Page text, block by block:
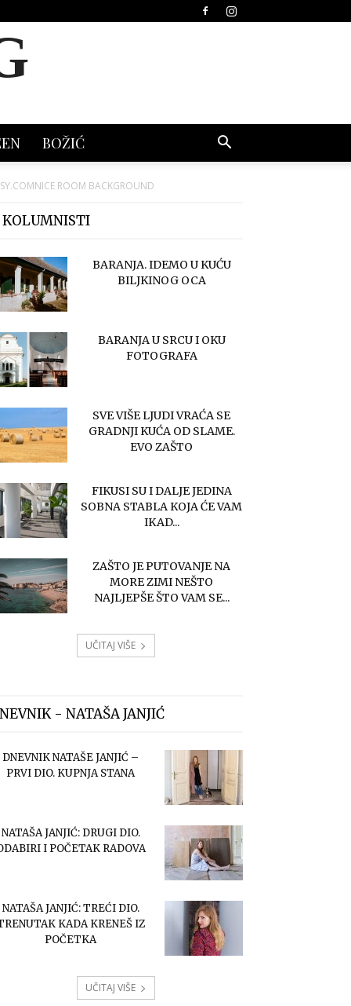
BOŽIĆ
ROOM BACKGROUND
KOLUMNISTI
BARANJA. IDEMO U KUĆU
BILJKINOG OCA
BARANJA U SRCU I OKU
FOTOGRAFA
SVE VIŠE LJUDI VRAĆA SE
GRADNJI KUĆA OD SLAME.
EVO ZAŠTO
FIKUSI SU I DALJE JEDINA
SOBNA STABLA KOJA ĆE VAM
IKAD...
ZAŠTO JE PUTOVANJE NA
MORE ZIMI NEŠTO
NAJLJEPŠE ŠTO VAM SE...
UČITAJ VIŠE
- NATAŠA JANJIĆ
DNEVNIK NATAŠE JANJIĆ –
PRVI DIO. KUPNJA STANA
NATAŠA JANJIĆ: DRUGI DIO.
I POČETAK RADOVA
NATAŠA JANJIĆ: TREĆI DIO.
KADA KRENEŠ IZ
POČETKA
UČITAJ VIŠE